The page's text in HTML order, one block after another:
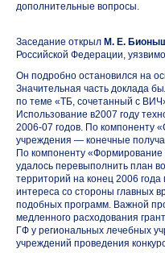
дополнительные вопросы.
Заседание открыл М. Е.
Российской Федерации,
Он подробно остановился на
Значительная часть доклада
по теме «ТБ, сочетанный с
Использование в2007 году
2006-07 годов. По компоненту
учреждения — конечные
По компоненту
удалось перевыполнить план
территорий на конец 2006 года
интереса со стороны главных
подобных программ. Важной
медленного расходования
ГФ у региональных лечебных
учреждений проведения